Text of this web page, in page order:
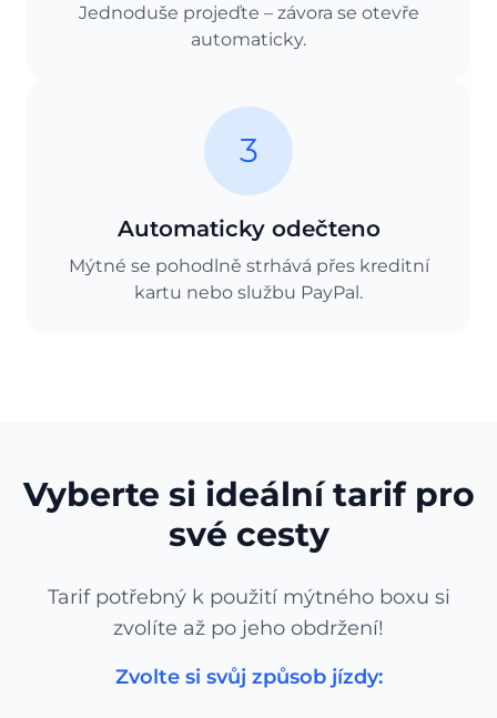
Jednoduše projeďte – závora se otevře
automaticky.
3
Automaticky odečteno
Mýtné se pohodlně strhává přes kreditní
kartu nebo službu PayPal.
Vyberte si ideální tarif pro
své cesty
Tarif potřebný k použití mýtného boxu si
zvolíte až po jeho obdržení!
Zvolte si svůj způsob jízdy: